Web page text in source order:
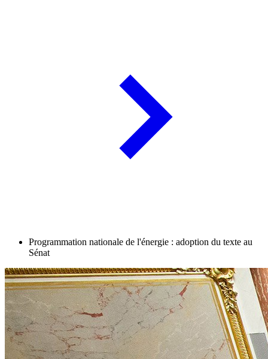
Programmation nationale de l'énergie : adoption du texte au
Sénat